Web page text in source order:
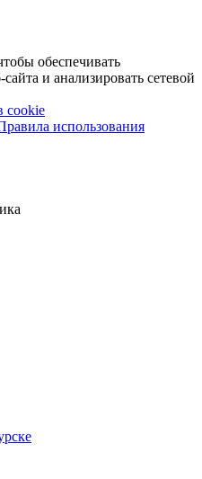
обеспечивать
и анализировать сетевой
cookie
использования